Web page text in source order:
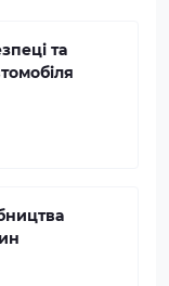
та